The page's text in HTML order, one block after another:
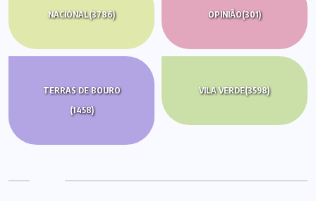
NACIONAL(3786) OPINIÃO(301)
TERRAS DE BOURO
(1458)
VILA VERDE(3598)